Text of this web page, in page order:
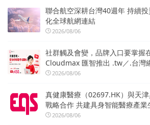
聯合航空深耕台灣40週年 持續
化全球航網連結
2026/08/06
社群觸及會變，品牌入口要掌握
Cloudmax 匯智推出 .tw／.台灣
2026/08/06
真健康醫療（02697.HK）與天
戰略合作 共建具身智能醫療產業
2026/08/06